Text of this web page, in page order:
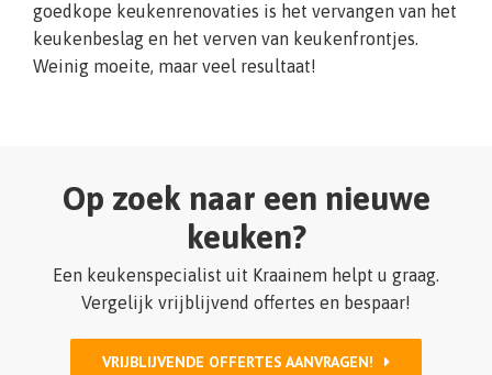
goedkope keukenrenovaties is het vervangen van het
keukenbeslag en het verven van keukenfrontjes.
Weinig moeite, maar veel resultaat!
Op zoek naar een nieuwe
keuken?
Een keukenspecialist uit Kraainem helpt u graag.
Vergelijk vrijblijvend offertes en bespaar!
VRIJBLIJVENDE OFFERTES AANVRAGEN!